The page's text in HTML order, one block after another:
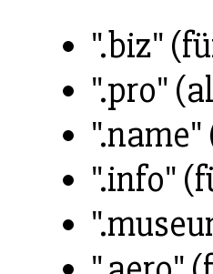
".biz"
".pro"
".info"